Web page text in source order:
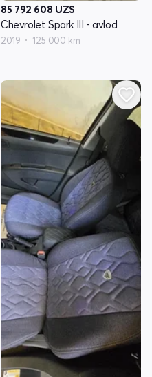
85 792 608 UZS
Chevrolet Spark III - avlod
2019 125 000 km